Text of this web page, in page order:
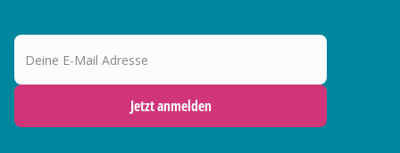
Deine E-Mail Adresse
Jetzt anmelden